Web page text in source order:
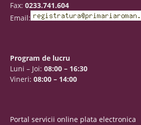
Fax: 0233.741.604
Email:
Program de lucru
Luni – Joi: 08:00 – 16:30
Vineri: 08:00 – 14:00
Portal servicii online plata electronica